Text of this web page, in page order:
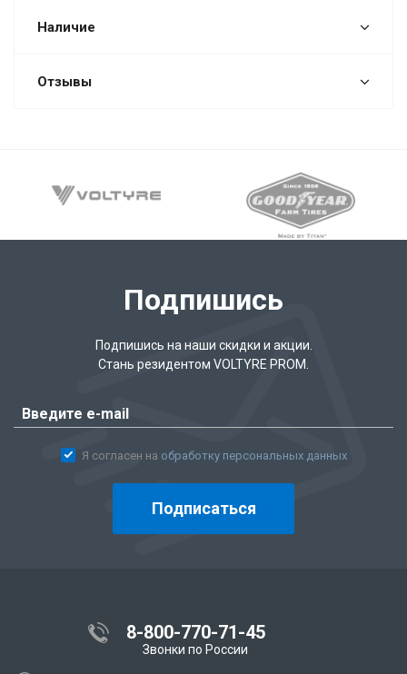
Наличие
Отзывы
Подпишись
Подпишись на наши скидки и акции.
Стань резидентом VOLTYRE PROM.
Я согласен на обработку персональных данных
Подписаться
8-800-770-71-45
Звонки по России